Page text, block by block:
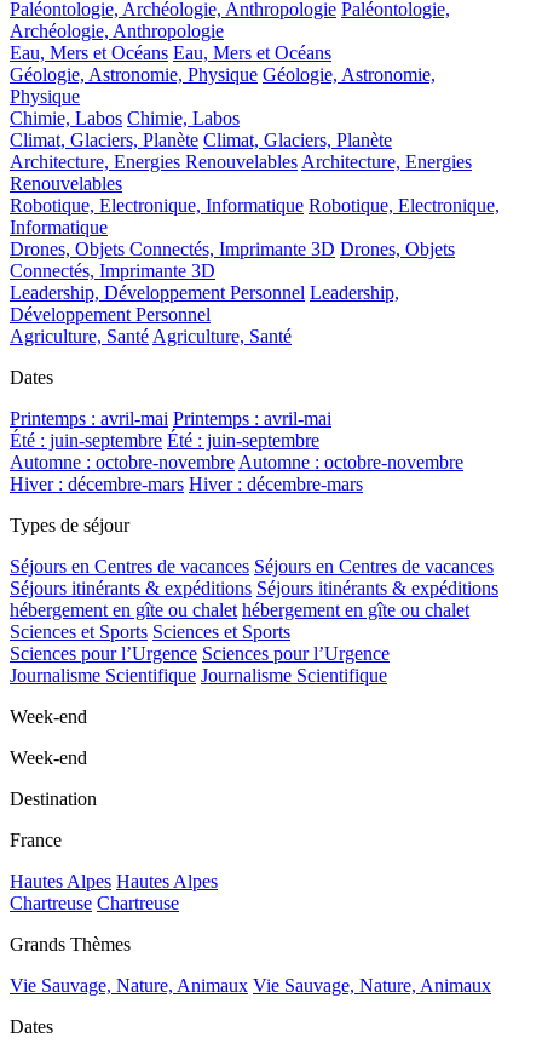
Paléontologie, Archéologie, Anthropologie Paléontologie,
Archéologie, Anthropologie
Eau, Mers et Océans Eau, Mers et Océans
Géologie, Astronomie, Physique Géologie, Astronomie,
Physique
Chimie, Labos Chimie, Labos
Climat, Glaciers, Planète Climat, Glaciers, Planète
Architecture, Energies Renouvelables Architecture, Energies
Renouvelables
Robotique, Electronique, Informatique Robotique, Electronique,
Informatique
Drones, Objets Connectés, Imprimante 3D Drones, Objets
Connectés, Imprimante 3D
Leadership, Développement Personnel Leadership,
Développement Personnel
Agriculture, Santé Agriculture, Santé
Dates
Printemps : avril-mai Printemps : avril-mai
Été : juin-septembre Été : juin-septembre
Automne : octobre-novembre Automne : octobre-novembre
Hiver : décembre-mars Hiver : décembre-mars
Types de séjour
Séjours en Centres de vacances Séjours en Centres de vacances
Séjours itinérants & expéditions Séjours itinérants & expéditions
hébergement en gîte ou chalet hébergement en gîte ou chalet
Sciences et Sports Sciences et Sports
Sciences pour l’Urgence Sciences pour l’Urgence
Journalisme Scientifique Journalisme Scientifique
Week-end
Week-end
Destination
France
Hautes Alpes Hautes Alpes
Chartreuse Chartreuse
Grands Thèmes
Vie Sauvage, Nature, Animaux Vie Sauvage, Nature, Animaux
Dates